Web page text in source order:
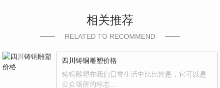
相关推荐
RELATED TO RECOMMEND
四川铸铜雕塑价格
铸铜雕塑在我们日常生活中比比皆是，它可以是
公众场所的标志…